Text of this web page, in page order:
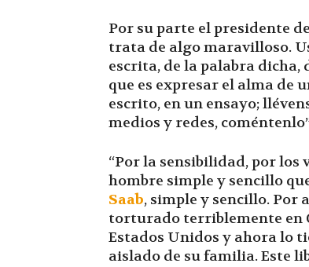
Por su parte el presidente
trata de algo maravilloso.
escrita, de la palabra dicha,
que es expresar el alma de
escrito, en un ensayo;
medios y redes,
“Por la sensibilidad, por
hombre simple y sencillo
Saab, simple y sencillo. Por
torturado terriblemente en
Estados Unidos y ahora lo
aislado de su familia. Este